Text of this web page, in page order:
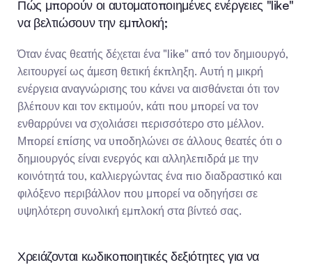
Πώς μπορούν οι αυτοματοποιημένες ενέργειες "like"
να βελτιώσουν την εμπλοκή;
Όταν ένας θεατής δέχεται ένα "like" από τον δημιουργό,
λειτουργεί ως άμεση θετική έκπληξη. Αυτή η μικρή
ενέργεια αναγνώρισης του κάνει να αισθάνεται ότι τον
βλέπουν και τον εκτιμούν, κάτι που μπορεί να τον
ενθαρρύνει να σχολιάσει περισσότερο στο μέλλον.
Μπορεί επίσης να υποδηλώνει σε άλλους θεατές ότι ο
δημιουργός είναι ενεργός και αλληλεπιδρά με την
κοινότητά του, καλλιεργώντας ένα πιο διαδραστικό και
φιλόξενο περιβάλλον που μπορεί να οδηγήσει σε
υψηλότερη συνολική εμπλοκή στα βίντεό σας.
Χρειάζονται κωδικοποιητικές δεξιότητες για να